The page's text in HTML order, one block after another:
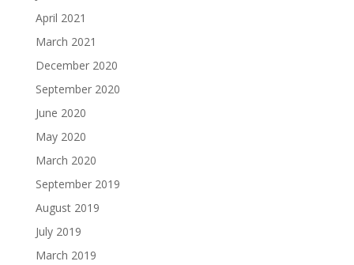
April 2021
March 2021
December 2020
September 2020
June 2020
May 2020
March 2020
September 2019
August 2019
July 2019
March 2019